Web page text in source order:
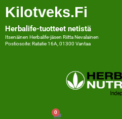
Kilotveks.fi
Herbalife-tuotteet netistä
Itsenäinen Herbalife-jäsen Riitta Nevalainen
Postiosoite: Ratatie 16A, 01300 Vantaa
0